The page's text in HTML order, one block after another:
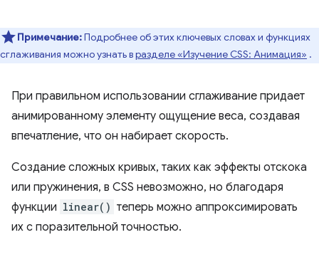
Примечание:Подробнее об этих ключевых словах и функциях
сглаживания можно узнать вразделе «Изучение CSS: Анимация» .
При правильном использовании сглаживание придает
анимированному элементу ощущение веса, создавая
впечатление, что он набирает скорость.
Создание сложных кривых, таких как эффекты отскока
или пружинения, в CSS невозможно, но благодаря
функции linear() теперь можно аппроксимировать
их с поразительной точностью.